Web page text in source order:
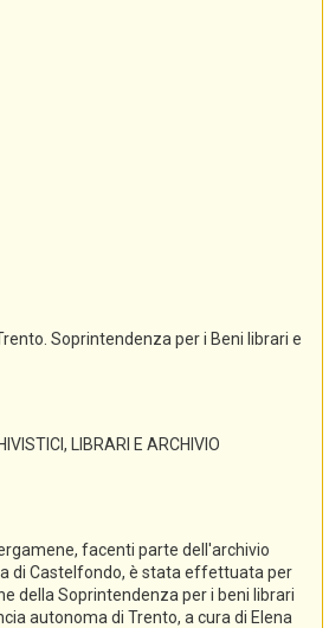
Soprintendenza per i Beni librari e
LIBRARI E ARCHIVIO
facenti parte dell'archivio
di Castelfondo, è stata effettuata per
della Soprintendenza per i beni librari
autonoma di Trento, a cura di Elena